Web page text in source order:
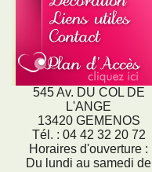
545 Av. DU COL DE
L'ANGE
13420 GEMENOS
Tél. : 04 42 32 20 72
Horaires d'ouverture :
Du lundi au samedi de